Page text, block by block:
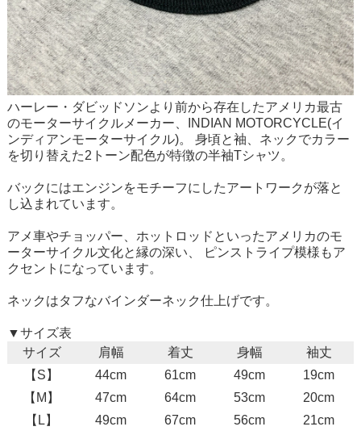
ハーレー・ダビッドソンより前から存在したアメリカ最古
のモーターサイクルメーカー、INDIAN MOTORCYCLE(イ
ンディアンモーターサイクル)。 身頃と袖、ネックでカラー
を切り替えた2トーン配色が特徴の半袖Tシャツ。
バックにはエンジンをモチーフにしたアートワークが落と
し込まれています。
アメ車やチョッパー、ホットロッドといったアメリカのモ
ーターサイクル文化と縁の深い、 ピンストライプ模様もア
クセントになっています。
ネックはタフなバインダーネック仕上げです。
▼サイズ表
サイズ
肩幅 着丈 身幅
袖丈
【S】
44cm 61cm 49cm
19cm
【M】
47cm 64cm 53cm
20cm
【L】
49cm 67cm 56cm
21cm